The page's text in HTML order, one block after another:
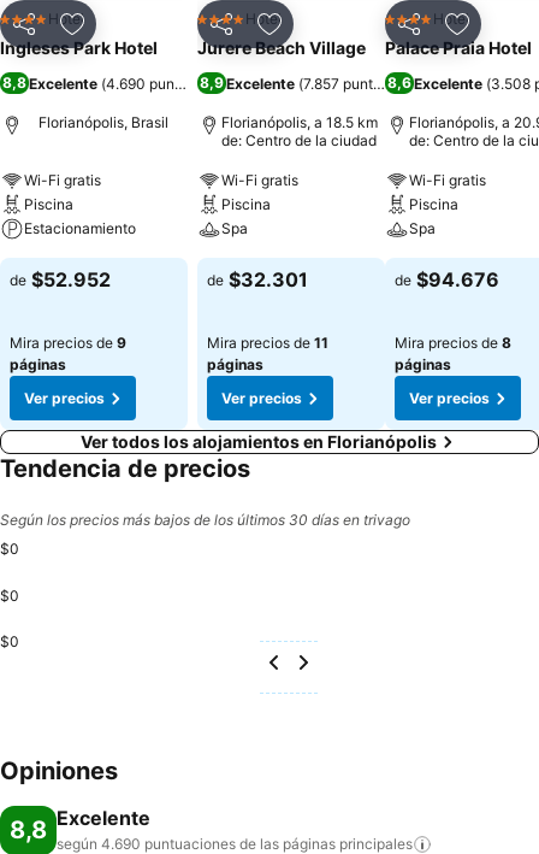
CompartirAgregar a favoritos
4 EstrellasHotel
Ingleses Park Hotel
8,8Excelente (4.690 puntuaciones)
Florianópolis, Brasil
Wi-Fi gratis
Piscina
Estacionamiento
de $52.952
Mira precios de 9
páginas
Ver precios
CompartirAgregar a favoritos
4 EstrellasHotel
Jurere Beach Village
8,9Excelente (7.857 puntuaciones)
Florianópolis, a 18.5 km
de: Centro de la ciudad
Wi-Fi gratis
Piscina
Spa
de $32.301
Mira precios de 11
páginas
Ver precios
CompartirAgregar
4 EstrellasHotel
Palace Praia Hotel
8,6Excelente (3.508
Florianópolis, a
de: Centro de la
Wi-Fi gratis
Piscina
Spa
de $94.676
Mira precios de 8
páginas
Ver precios
Ver todos los alojamientos en Florianópolis
Tendencia de precios
Según los precios más bajos de los últimos 30 días en trivago
$0
$0
$0
Opiniones
8,8 Excelente
según 4.690 puntuaciones de las páginas principales